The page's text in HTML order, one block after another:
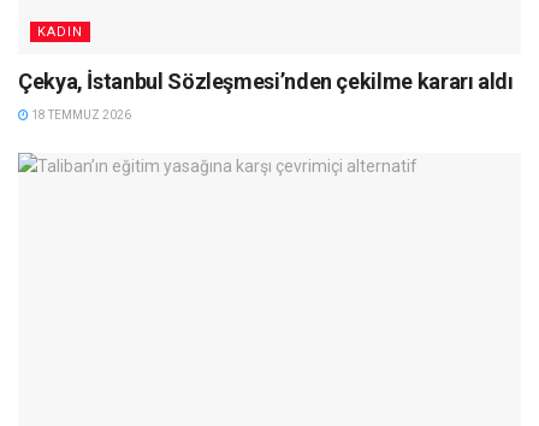
KADIN
Çekya, İstanbul Sözleşmesi’nden çekilme kararı aldı
18 TEMMUZ 2026